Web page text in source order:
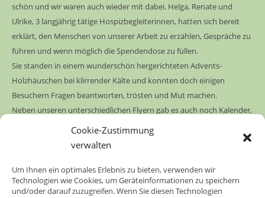
Cookie-Zustimmung
verwalten
Um Ihnen ein optimales Erlebnis zu bieten, verwenden wir
Technologien wie Cookies, um Geräteinformationen zu speichern
und/oder darauf zuzugreifen. Wenn Sie diesen Technologien
schön und wir waren auch wieder mit dabei. Helga, Renate und
Ulrike, 3 langjährig tätige Hospizbegleiterinnen, hatten sich bereit
erklärt, den Menschen von unserer Arbeit zu erzählen, Gespräche zu
führen und wenn möglich die Spendendose zu füllen.
Sie standen in einem wunderschön hergerichteten Advents-
Holzhäuschen bei klirrender Kälte und konnten doch einigen
Besuchern Fragen beantworten, trösten und Mut machen.
Neben unseren unterschiedlichen Flyern gab es auch noch Kalender,
Schirme, Tuffisteine und Engel im Angebot.
Eins wurde auch an diesem Nachmittag klar: Der Tod gehört ins
Adventszeit sollten wir uns unsere eigene Endlichkeit bewusst
machen und öfter mal im Hier und Jetzt verweilen.